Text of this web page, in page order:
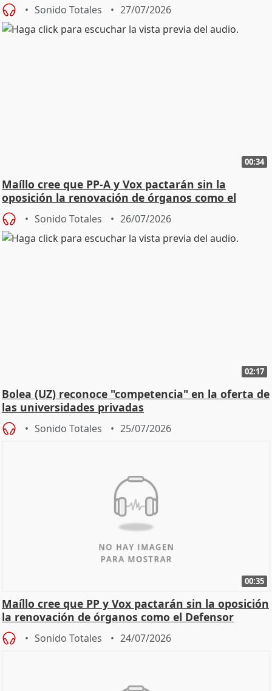
Sonido Totales 27/07/2026
00:34
Maíllo cree que PP-A y Vox pactarán sin la
oposición la renovación de órganos como el
Defensor
Sonido Totales 26/07/2026
02:17
Bolea (UZ) reconoce "competencia" en la oferta de
las universidades privadas
Sonido Totales 25/07/2026
00:35
Maíllo cree que PP y Vox pactarán sin la oposición
la renovación de órganos como el Defensor
Sonido Totales 24/07/2026